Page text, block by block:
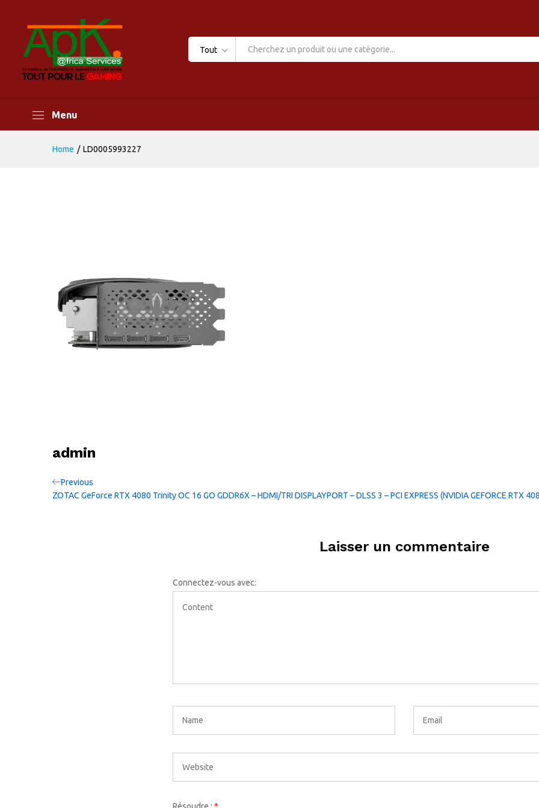
Tout
Menu
Home / LD0005993227
admin
Navigation
Previous
Post
Previous
ZOTAC GeForce RTX 4080 Trinity OC 16 GO GDDR6X – HDMI/TRI DISPLAYPORT – DLSS 3 – PCI EXPRESS (NVIDIA GEFORCE RTX
Laisser un commentaire
Connectez-vous avec: